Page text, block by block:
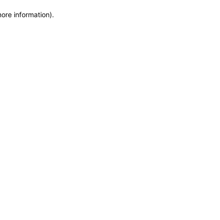
information).